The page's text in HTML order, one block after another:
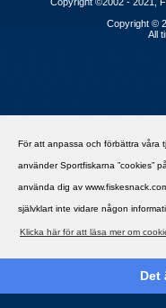
För att anpassa och förbättra våra
använder Sportfiskarna ”cookies”
använda dig av
självklart inte vidare någon
Klicka här för att läsa mer om
Det
Copyright ©
All